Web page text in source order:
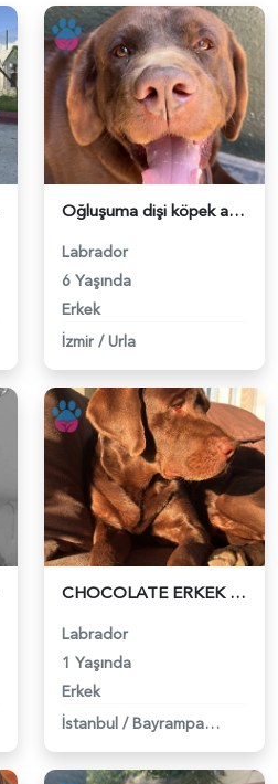
Oğluşuma dişi köpek arıyorum - 118983017
Labrador
6 Yaşında
Erkek
İzmir / Urla
CHOCOLATE ERKEK LABRADOR - 118978802
Labrador
1 Yaşında
Erkek
İstanbul / Bayrampaşa